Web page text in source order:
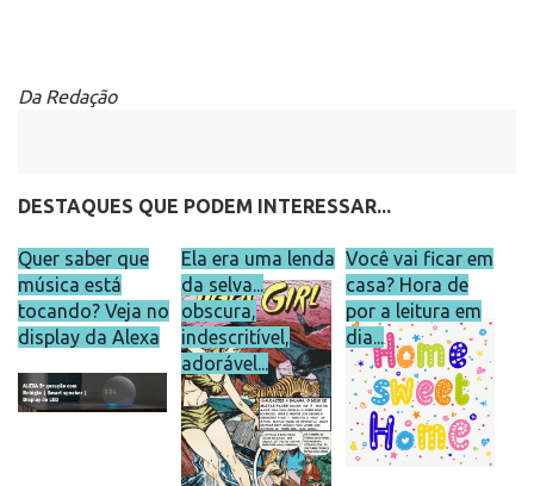
Da Redação
DESTAQUES QUE PODEM INTERESSAR...
Quer saber que
música está
tocando? Veja no
display da Alexa
Ela era uma lenda
da selva...
obscura,
indescritível,
adorável...
Você vai ficar em
casa? Hora de
por a leitura em
dia...